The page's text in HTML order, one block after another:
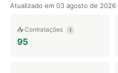
Atualizado em 03 agosto de 2026
📥 Contratações i
95